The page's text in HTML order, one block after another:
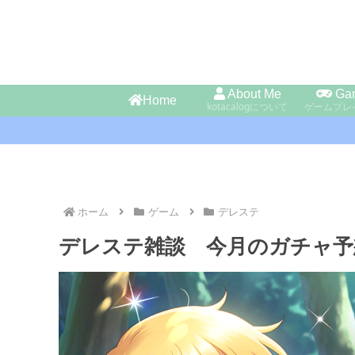
Home
About Me
kotacalogについて
ゲームプレ
ホーム ゲーム デレステ
デレステ雑談 今月のガチャ